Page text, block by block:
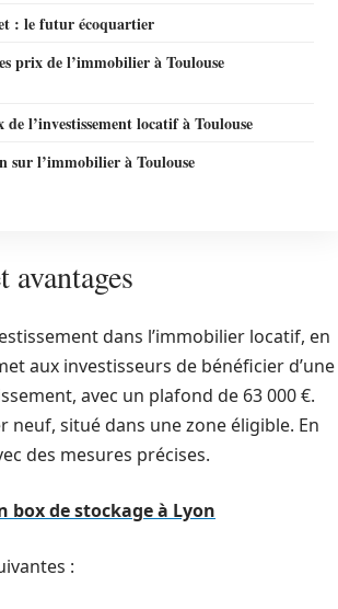
: le futur écoquartier
prix de l’immobilier à Toulouse
de l’investissement locatif à Toulouse
sur l’immobilier à Toulouse
dans l’immobilier locatif, en
aux investisseurs de bénéficier d’une
avec un plafond de 63 000 €.
neuf, situé dans une zone éligible. En
des mesures précises.
de stockage à Lyon
: